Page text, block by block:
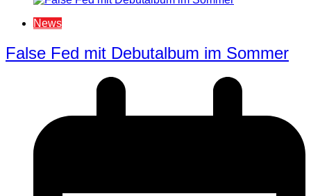
News
False Fed mit Debutalbum im Sommer